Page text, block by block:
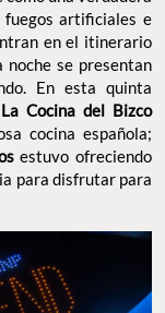
fuegos artificiales e
en el itinerario
noche se presentan
En esta quinta
Cocina del Bizco
cocina española;
estuvo ofreciendo
para disfrutar para